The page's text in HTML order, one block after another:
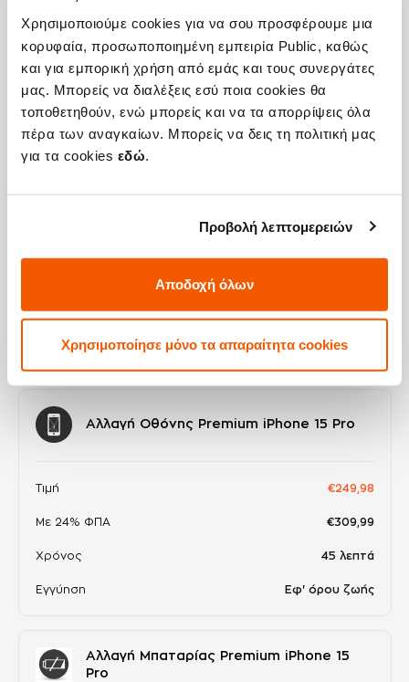
Χρησιμοποιούμε cookies για να σου προσφέρουμε μια
κορυφαία, προσωποποιημένη εμπειρία Public, καθώς
και για εμπορική χρήση από εμάς και τους συνεργάτες
μας. Μπορείς να διαλέξεις εσύ ποια cookies θα
τοποθετηθούν, ενώ μπορείς και να τα απορρίψεις όλα
πέρα των αναγκαίων. Μπορείς να δεις τη πολιτική μας
για τα cookies εδώ.
Προβολή λεπτομερειών
Αποδοχή όλων
Χρησιμοποίησε μόνο τα απαραίτητα cookies
Η συσκευή σου μπορεί να χρειάζεται και
κάποια από τις παρακάτω επισκευές:
iPhone 15 Pro
Χρόνος 1-2 ημέρες
Εγγύηση 6 μήνες
Αλλαγή Οθόνης Premium iPhone 15 Pro
Τιμή €249,98
Με 24% ΦΠΑ €309,99
Χρόνος 45 λεπτά
Εγγύηση Εφ' όρου ζωής
Αλλαγή Μπαταρίας Premium iPhone 15
Pro